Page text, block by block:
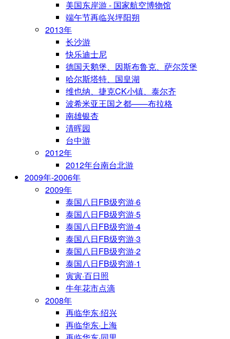
美国东岸游 - 国家航空博物馆
端午节再临兴坪阳朔
2013年
长沙游
快乐迪士尼
德国天鹅堡、因斯布鲁克、萨尔茨堡
哈尔斯塔特、国皇湖
维也纳、捷克CK小镇、泰尔齐
波希米亚王国之都——布拉格
南雄银杏
清晖园
台中游
2012年
2012年台南台北游
2009年-2006年
2009年
泰国八日FB级穷游·6
泰国八日FB级穷游·5
泰国八日FB级穷游·4
泰国八日FB级穷游·3
泰国八日FB级穷游·2
泰国八日FB级穷游·1
寅寅·百日照
牛年花市点滴
2008年
再临华东·绍兴
再临华东·上海